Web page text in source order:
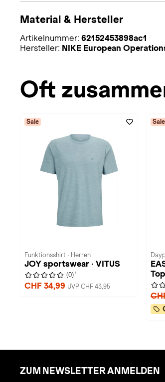
Material & Hersteller
Artikelnummer: 62152453898ac1
Hersteller: NIKE European
Oft
Sale
Funktionsshirt · Herren
JOY sportswear · VITUS
(0) 1
CHF 34,99 UVP CHF 43,95
Sale
ZUM NEWSLETTER ANMELDEN